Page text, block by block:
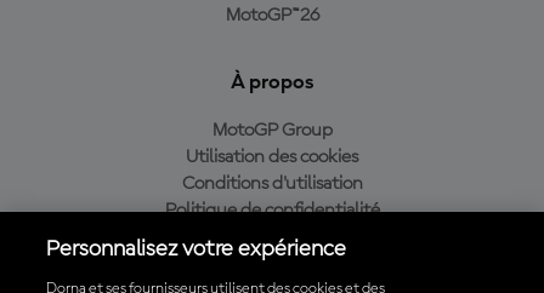
MotoGP™26
À propos
MotoGP Group
Utilisation des cookies
Conditions d'utilisation
Politique de confidentialité
Politique d’achat
Personnalisez votre expérience
Dorna et ses fournisseurs utilisent des cookies et des